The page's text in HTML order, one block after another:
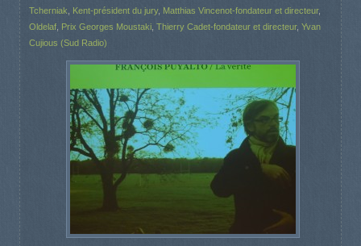
Tcherniak
Kent-président du jury, Matthias Vincenot-fondateur et directeur,
Oldelaf Prix Georges Moustaki Thierry Cadet-fondateur et directeur, Yvan
Cujious (Sud Radio)